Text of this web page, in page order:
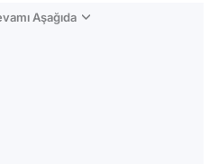
Aşağıda